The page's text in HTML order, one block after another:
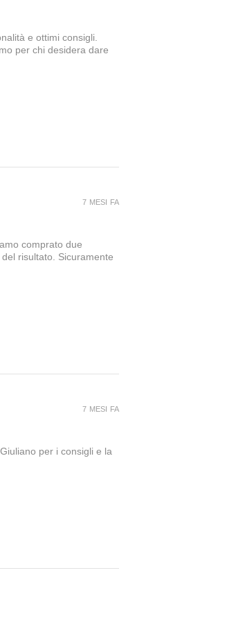
e ottimi consigli.
per chi desidera dare
comprato due
risultato. Sicuramente
7 MESI FA
per i consigli e la
7 MESI FA